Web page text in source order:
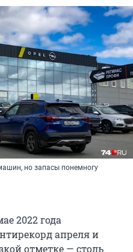
но запасы понемногу
2022 года
апреля и
отметке — столь